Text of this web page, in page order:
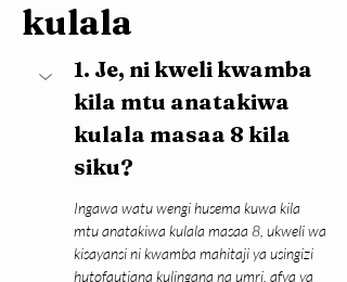
kulala
1. Je, ni kweli kwamba
kila mtu anatakiwa
kulala masaa 8 kila
siku?
Ingawa watu wengi husema kuwa kila
mtu anatakiwa kulala masaa 8, ukweli wa
kisayansi ni kwamba mahitaji ya usingizi
hutofautiana kulingana na umri, afya ya